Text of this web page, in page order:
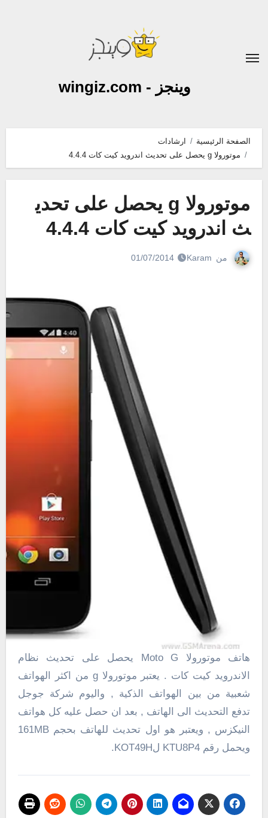
وينجز - wingiz.com
الصفحة الرئيسية
ارشادات
موتورولا g يحصل على تحديث اندرويد كيت كات 4.4.4
موتورولا g يحصل على تحدي
ث اندرويد كيت كات 4.4.4
من Karam
01/07/2014
هاتف موتورولا Moto G يحصل على تحديث نظام
الاندرويد كيت كات . يعتبر موتورولا g من اكثر الهواتف
شعبية من بين الهواتف الذكية , واليوم شركة جوجل
تدفع التحديث الى الهاتف , بعد ان حصل عليه كل هواتف
النيكزس , ويعتبر هو اول تحديث للهاتف بحجم161MB
ويحمل رقم KTU8P4 لKOT49H
.